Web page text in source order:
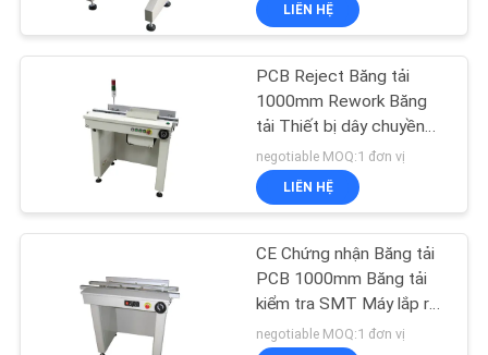
SƠ
ĐỒ
TRANG
PRIVACY
Máy hàn dán
LIÊN HỆ
PCB Reject Băng tải
1000mm Rework Băng
tải Thiết bị dây chuyền
sản xuất Smt
negotiable MOQ:1 đơn vị
LIÊN HỆ
CE Chứng nhận Băng tải
PCB 1000mm Băng tải
kiểm tra SMT Máy lắp ráp
SMT
negotiable MOQ:1 đơn vị